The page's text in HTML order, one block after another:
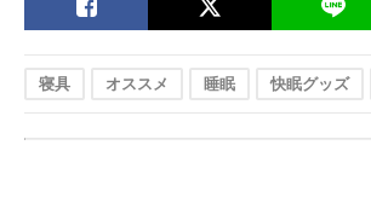
寝具 オススメ 睡眠 快眠グッズ